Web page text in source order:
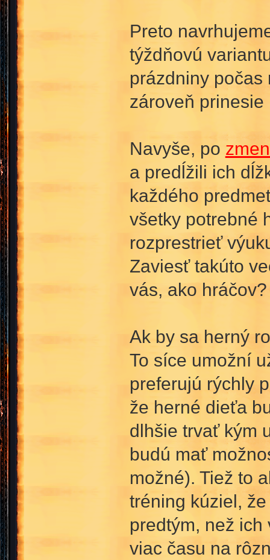
Preto
týždňovú
prázdniny počas
zároveň
Navyše, po
a predĺžili ich
každého
všetky potrebné
rozprestrieť
Zaviesť takúto
vás, ako hráčov?
Ak by sa herný
To síce umožní
preferujú rýchly
že herné dieťa
dlhšie trvať kým
budú mať
možné). Tiež to
tréning kúziel,
predtým, než
viac času na